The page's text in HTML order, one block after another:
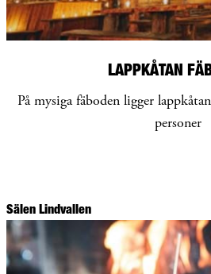
LAPPKÅTAN
På mysiga fäboden ligger
personer
Sälen Lindvallen